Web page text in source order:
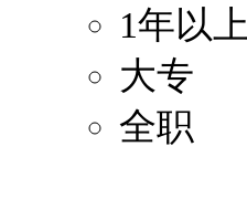
1年以上
大专
全职